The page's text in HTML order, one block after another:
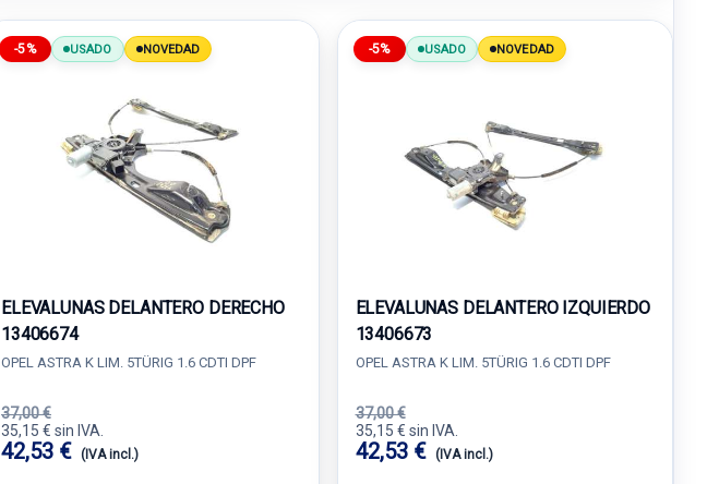
-5% USADO NOVEDAD
ELEVALUNAS DELANTERO DERECHO
13406674
OPEL ASTRA K LIM. 5TÜRIG 1.6 CDTI DPF
37,00 €
35,15 € sin IVA.
42,53 € (IVA incl.)
-5% USADO NOVEDAD
ELEVALUNAS DELANTERO IZQUIERDO
13406673
OPEL ASTRA K LIM. 5TÜRIG 1.6 CDTI DPF
37,00 €
35,15 € sin IVA.
42,53 € (IVA incl.)